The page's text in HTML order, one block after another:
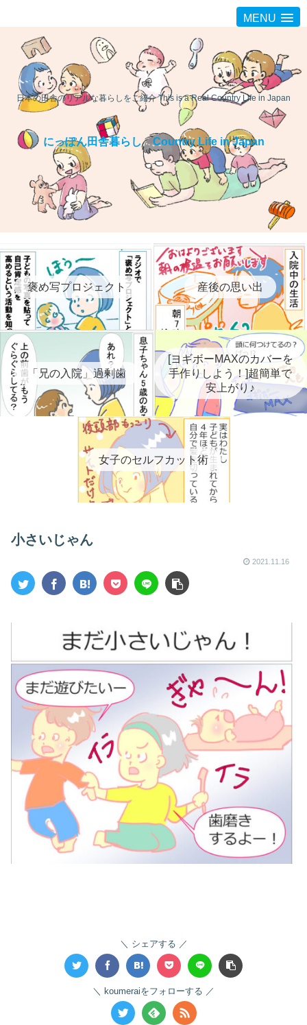
MENU
日本の田舎のリアルな暮らしをご紹介 This is a Real Country Life in Japan
にっぽん田舎暮らし Country Life in Japan
褒め写プロジェクト 産後の思い出
「兄の入院」過剰歯
[ヨギボーMAXのカバーを
手作りしよう！]超簡単で
安上がり♪
女子のセルフカット術
小さいじゃん
2021.11.16
シェアする
koumeraiをフォローする